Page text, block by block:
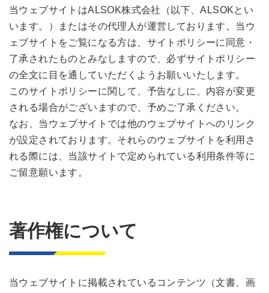
当ウェブサイトはALSOK株式会社（以下、ALSOKとい
います。）またはその代理人が運営しております。当ウ
ェブサイトをご覧になる方は、サイトポリシーに同意・
了承されたものとみなしますので、必ずサイトポリシー
の全文に目を通していただくようお願いいたします。
このサイトポリシーに関して、予告なしに、内容が変更
される場合がございますので、予めご了承ください。
なお、当ウェブサイトでは他のウェブサイトへのリンク
が設定されております。それらのウェブサイトを利用さ
れる際には、当該サイトで定められている利用条件等に
ご留意願います。
著作権について
当ウェブサイトに掲載されているコンテンツ（文書、画